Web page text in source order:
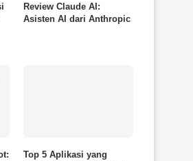
Review Claude AI:
Asisten AI dari Anthropic
Top 5 Aplikasi yang